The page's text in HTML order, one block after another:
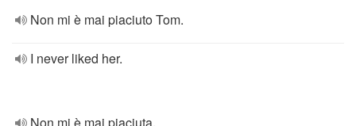
Non mi è mai piaciuto Tom.
I never liked her.